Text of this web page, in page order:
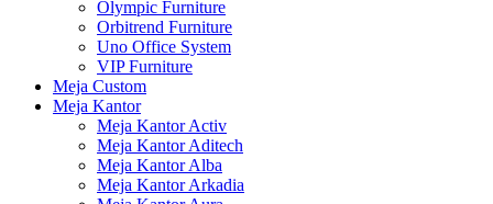
Olympic Furniture
Orbitrend Furniture
Uno Office System
VIP Furniture
Meja Custom
Meja Kantor
Meja Kantor Activ
Meja Kantor Aditech
Meja Kantor Alba
Meja Kantor Arkadia